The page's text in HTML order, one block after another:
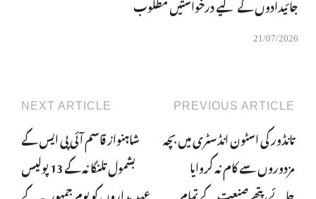
21/07/2026
PREVIOUS ARTICLE
تانڈور کی اسٹون انڈسٹری میں بچہ
مزدوروں سے کام نہ کروایا
NEXT ARTICLE
شاہنواز قاسم آئی پی ایس کے
بشمول تلنگانہ کے 13 پولیس